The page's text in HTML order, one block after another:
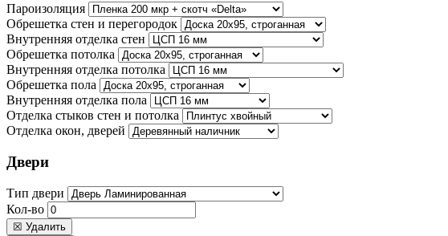
Пароизоляция
Обрешетка стен и перегородок
Внутренняя отделка стен
Обрешетка потолка
Внутренняя отделка потолка
Обрешетка пола
Внутренняя отделка пола
Отделка стыков стен и потолка
Отделка окон, дверей
Двери
Тип двери
Кол-во
☒ Удалить